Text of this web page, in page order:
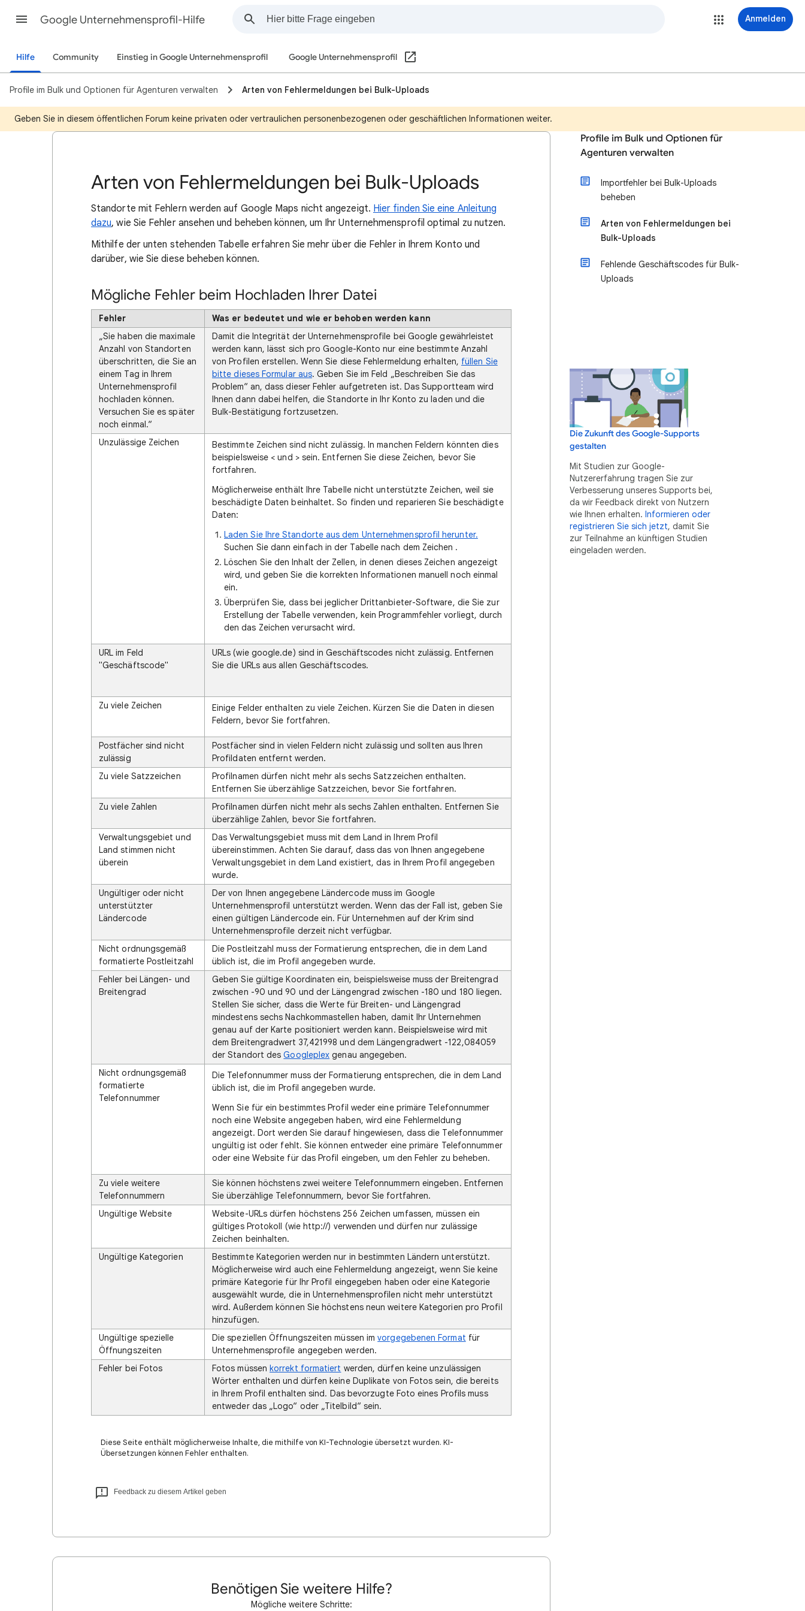
Google Unternehmensprofil-Hilfe Anmelden
Hilfe Community Einstieg in Google Unternehmensprofil Google Unternehmensprofil
Profile im Bulk und Optionen für Agenturen verwalten Arten von Fehlermeldungen bei Bulk-Uploads
Geben Sie in diesem öffentlichen Forum keine privaten oder vertraulichen personenbezogenen oder geschäftlichen Informationen weiter.
Arten von Fehlermeldungen bei Bulk-Uploads
Standorte mit Fehlern werden auf Google Maps nicht angezeigt. Hier finden Sie eine Anleitung
dazu, wie Sie Fehler ansehen und beheben können, um Ihr Unternehmensprofil optimal zu nutzen.
Mithilfe der unten stehenden Tabelle erfahren Sie mehr über die Fehler in Ihrem Konto und
darüber, wie Sie diese beheben können.
Mögliche Fehler beim Hochladen Ihrer Datei
Fehler
Was er bedeutet und wie er behoben werden kann
„Sie haben die maximale
Anzahl von Standorten
überschritten, die Sie an
einem Tag in Ihrem
Unternehmensprofil
hochladen können.
Versuchen Sie es später
noch einmal.“
Damit die Integrität der Unternehmensprofile bei Google gewährleistet
werden kann, lässt sich pro Google-Konto nur eine bestimmte Anzahl
von Profilen erstellen. Wenn Sie diese Fehlermeldung erhalten, füllen Sie
bitte dieses Formular aus. Geben Sie im Feld „Beschreiben Sie das
Problem“ an, dass dieser Fehler aufgetreten ist. Das Supportteam wird
Ihnen dann dabei helfen, die Standorte in Ihr Konto zu laden und die
Bulk-Bestätigung fortzusetzen.
Unzulässige Zeichen
Bestimmte Zeichen sind nicht zulässig. In manchen Feldern könnten dies
beispielsweise < und > sein. Entfernen Sie diese Zeichen, bevor Sie
fortfahren.
Möglicherweise enthält Ihre Tabelle nicht unterstützte Zeichen, weil sie
beschädigte Daten beinhaltet. So finden und reparieren Sie beschädigte
Daten:
Laden Sie Ihre Standorte aus dem Unternehmensprofil herunter.
Suchen Sie dann einfach in der Tabelle nach dem Zeichen .
Löschen Sie den Inhalt der Zellen, in denen dieses Zeichen angezeigt
wird, und geben Sie die korrekten Informationen manuell noch einmal
ein.
Überprüfen Sie, dass bei jeglicher Drittanbieter-Software, die Sie zur
Erstellung der Tabelle verwenden, kein Programmfehler vorliegt, durch
den das Zeichen verursacht wird.
URL im Feld
"Geschäftscode"
URLs (wie google.de) sind in Geschäftscodes nicht zulässig. Entfernen
Sie die URLs aus allen Geschäftscodes.
Zu viele Zeichen
Einige Felder enthalten zu viele Zeichen. Kürzen Sie die Daten in diesen
Feldern, bevor Sie fortfahren.
Postfächer sind nicht
zulässig
Postfächer sind in vielen Feldern nicht zulässig und sollten aus Ihren
Profildaten entfernt werden.
Zu viele Satzzeichen
Profilnamen dürfen nicht mehr als sechs Satzzeichen enthalten.
Entfernen Sie überzählige Satzzeichen, bevor Sie fortfahren.
Zu viele Zahlen
Profilnamen dürfen nicht mehr als sechs Zahlen enthalten. Entfernen Sie
überzählige Zahlen, bevor Sie fortfahren.
Verwaltungsgebiet und
Land stimmen nicht
überein
Das Verwaltungsgebiet muss mit dem Land in Ihrem Profil
übereinstimmen. Achten Sie darauf, dass das von Ihnen angegebene
Verwaltungsgebiet in dem Land existiert, das in Ihrem Profil angegeben
wurde.
Ungültiger oder nicht
unterstützter
Ländercode
Der von Ihnen angegebene Ländercode muss im Google
Unternehmensprofil unterstützt werden. Wenn das der Fall ist, geben Sie
einen gültigen Ländercode ein. Für Unternehmen auf der Krim sind
Unternehmensprofile derzeit nicht verfügbar.
Nicht ordnungsgemäß
formatierte Postleitzahl
Die Postleitzahl muss der Formatierung entsprechen, die in dem Land
üblich ist, die im Profil angegeben wurde.
Fehler bei Längen- und
Breitengrad
Geben Sie gültige Koordinaten ein, beispielsweise muss der Breitengrad
zwischen -90 und 90 und der Längengrad zwischen -180 und 180 liegen.
Stellen Sie sicher, dass die Werte für Breiten- und Längengrad
mindestens sechs Nachkommastellen haben, damit Ihr Unternehmen
genau auf der Karte positioniert werden kann. Beispielsweise wird mit
dem Breitengradwert 37,421998 und dem Längengradwert -122,084059
der Standort desGoogleplex genau angegeben.
Nicht ordnungsgemäß
formatierte
Telefonnummer
Die Telefonnummer muss der Formatierung entsprechen, die in dem Land
üblich ist, die im Profil angegeben wurde.
Wenn Sie für ein bestimmtes Profil weder eine primäre Telefonnummer
noch eine Website angegeben haben, wird eine Fehlermeldung
angezeigt. Dort werden Sie darauf hingewiesen, dass die Telefonnummer
ungültig ist oder fehlt. Sie können entweder eine primäre Telefonnummer
oder eine Website für das Profil eingeben, um den Fehler zu beheben.
Zu viele weitere
Telefonnummern
Sie können höchstens zwei weitere Telefonnummern eingeben. Entfernen
Sie überzählige Telefonnummern, bevor Sie fortfahren.
Ungültige Website
Website-URLs dürfen höchstens 256 Zeichen umfassen, müssen ein
gültiges Protokoll (wie http://) verwenden und dürfen nur zulässige
Zeichen beinhalten.
Ungültige Kategorien
Bestimmte Kategorien werden nur in bestimmten Ländern unterstützt.
Möglicherweise wird auch eine Fehlermeldung angezeigt, wenn Sie keine
primäre Kategorie für Ihr Profil eingegeben haben oder eine Kategorie
ausgewählt wurde, die in Unternehmensprofilen nicht mehr unterstützt
wird. Außerdem können Sie höchstens neun weitere Kategorien pro Profil
hinzufügen.
Ungültige spezielle
Öffnungszeiten
Die speziellen Öffnungszeiten müssen imvorgegebenen Format für
Unternehmensprofile angegeben werden.
Fehler bei Fotos
Fotos müssenkorrekt formatiert werden, dürfen keine unzulässigen
Wörter enthalten und dürfen keine Duplikate von Fotos sein, die bereits
in Ihrem Profil enthalten sind. Das bevorzugte Foto eines Profils muss
entweder das „Logo“ oder „Titelbild“ sein.
Diese Seite enthält möglicherweise Inhalte, die mithilfe von KI-Technologie übersetzt wurden. KI-
Übersetzungen können Fehler enthalten.
Feedback zu diesem Artikel geben
Benötigen Sie weitere Hilfe?
Mögliche weitere Schritte:
Profile im Bulk und Optionen für
Agenturen verwalten
Importfehler bei Bulk-Uploads
beheben
Arten von Fehlermeldungen bei
Bulk-Uploads
Fehlende Geschäftscodes für Bulk-
Uploads
Die Zukunft des Google-Supports
gestalten
Mit Studien zur Google-
Nutzererfahrung tragen Sie zur
Verbesserung unseres Supports bei,
da wir Feedback direkt von Nutzern
wie Ihnen erhalten. Informieren oder
registrieren Sie sich jetzt, damit Sie
zur Teilnahme an künftigen Studien
eingeladen werden.